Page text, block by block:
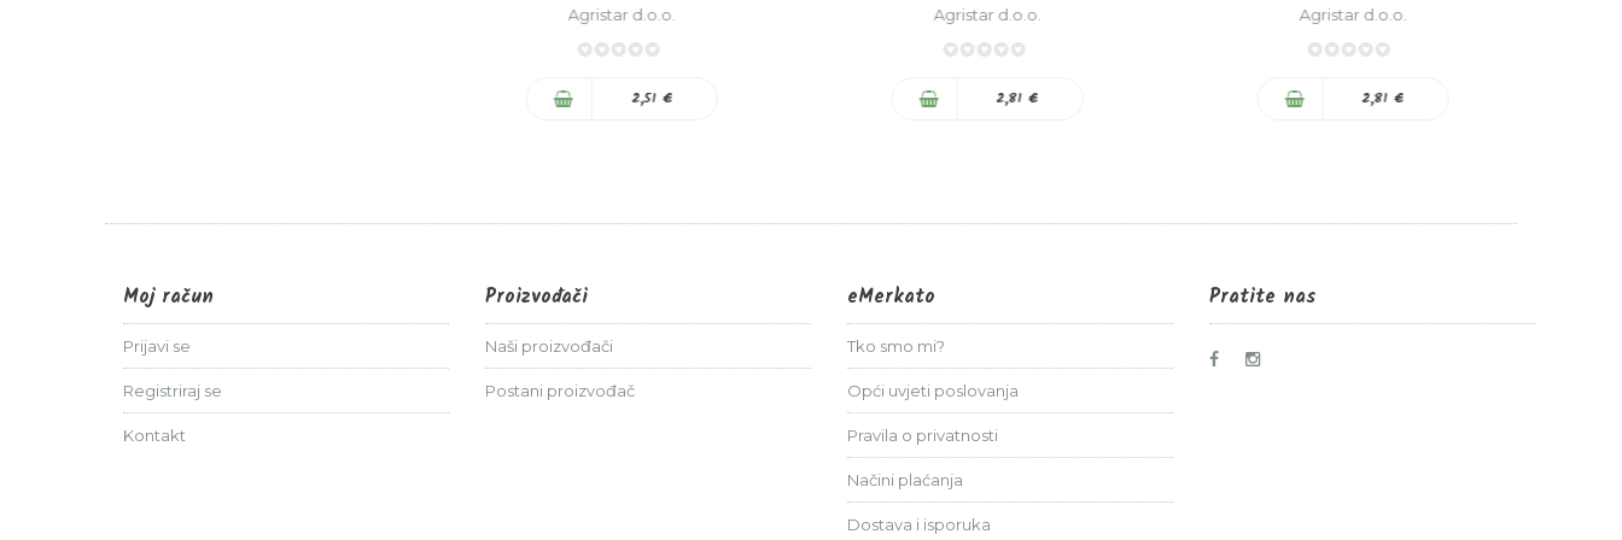
Agristar d.o.o.
2,51 €
Agristar d.o.o.
2,81 €
Agristar d.o.o.
2,81 €
Moj račun
Prijavi se
Registriraj se
Kontakt
Proizvođači
Naši proizvođači
Postani proizvođač
eMerkato
Tko smo mi?
Opći uvjeti poslovanja
Pravila o privatnosti
Načini plaćanja
Dostava i isporuka
Pratite nas